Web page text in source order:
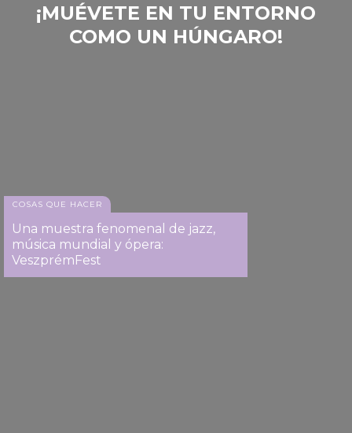
‎¡MUÉVETE EN TU ENTORNO
COMO UN HÚNGARO!
COSAS QUE HACER
Una muestra fenomenal de jazz,
música mundial y ópera:
VeszprémFest